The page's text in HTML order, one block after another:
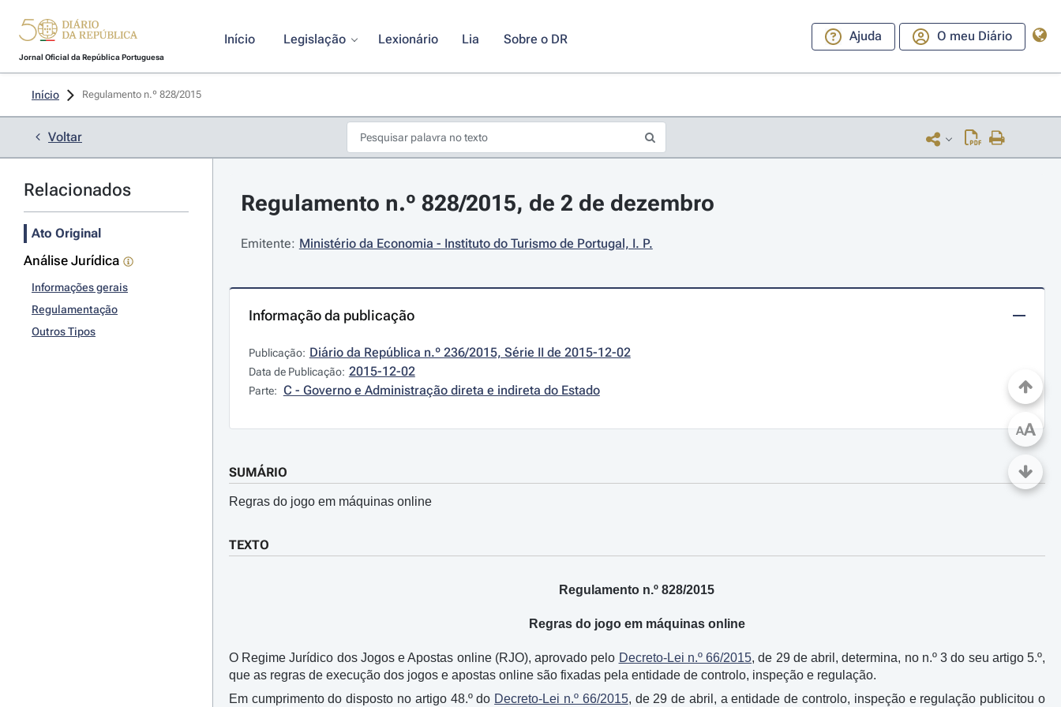
Jornal Oficial da República Portuguesa
Início Legislação Lexionário Lia Sobre o DR Ajuda O meu Diário
Início Regulamento n.º 828/2015
Voltar
Relacionados
Ato Original
Análise Jurídica
Informações gerais
Regulamentação
Outros Tipos
Regulamento n.º 828/2015, de 2 de dezembro
Emitente: Ministério da Economia - Instituto do Turismo de Portugal, I. P.
Informação da publicação
Publicação: Diário da República n.º 236/2015, Série II de 2015-12-02
Data de Publicação: 2015-12-02
Parte: C - Governo e Administração direta e indireta do Estado
SUMÁRIO
Regras do jogo em máquinas online
TEXTO
Regulamento n.º 828/2015
Regras do jogo em máquinas online
O Regime Jurídico dos Jogos e Apostas online (RJO), aprovado pelo Decreto-Lei n.º 66/2015, de 29 de abril, determina, no n.º 3 do seu artigo 5.º,
que as regras de execução dos jogos e apostas online são fixadas pela entidade de controlo, inspeção e regulação.
Em cumprimento do disposto no artigo 48.º do Decreto-Lei n.º 66/2015, de 29 de abril, a entidade de controlo, inspeção e regulação publicitou o
AA